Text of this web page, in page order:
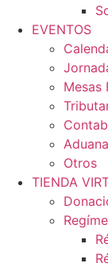
EVENTOS
Mesas
Otros
TIENDA